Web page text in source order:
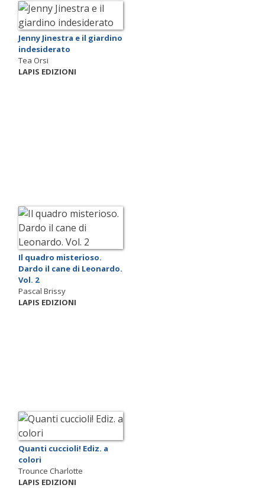
Jenny Jinestra e il giardino
indesiderato
Tea Orsi
LAPIS EDIZIONI
Il quadro misterioso.
Dardo il cane di Leonardo.
Vol. 2
Pascal Brissy
LAPIS EDIZIONI
Quanti cuccioli! Ediz. a
colori
Trounce Charlotte
LAPIS EDIZIONI